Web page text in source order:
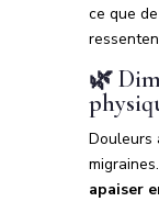
ce que
🌿
Douleurs
apaiser